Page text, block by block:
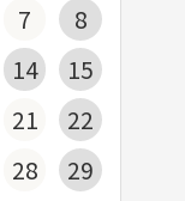
7
8
14
15
21
22
28
29